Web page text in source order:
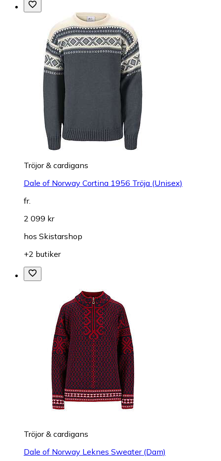
Tröjor & cardigans
Dale of Norway Cortina 1956 Tröja (Unisex)
fr.
2 099 kr
hos Skistarshop
+2 butiker
Tröjor & cardigans
Dale of Norway Leknes Sweater (Dam)